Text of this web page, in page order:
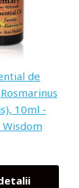
de
10ml -